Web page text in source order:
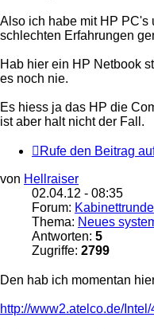
Also ich habe mit HP PC's
schlechten Erfahrungen
Hab hier ein HP Netbook
es noch nie.
Es hiess ja das HP die
ist aber halt nicht der Fall.
Rufe den Beitrag
von Hellraiser
02.04.12 - 08:35
Forum: Kabinettrunde
Thema: Neues
Antworten: 5
Zugriffe: 2799
Den hab ich momentan
http://www2.atelco.de/